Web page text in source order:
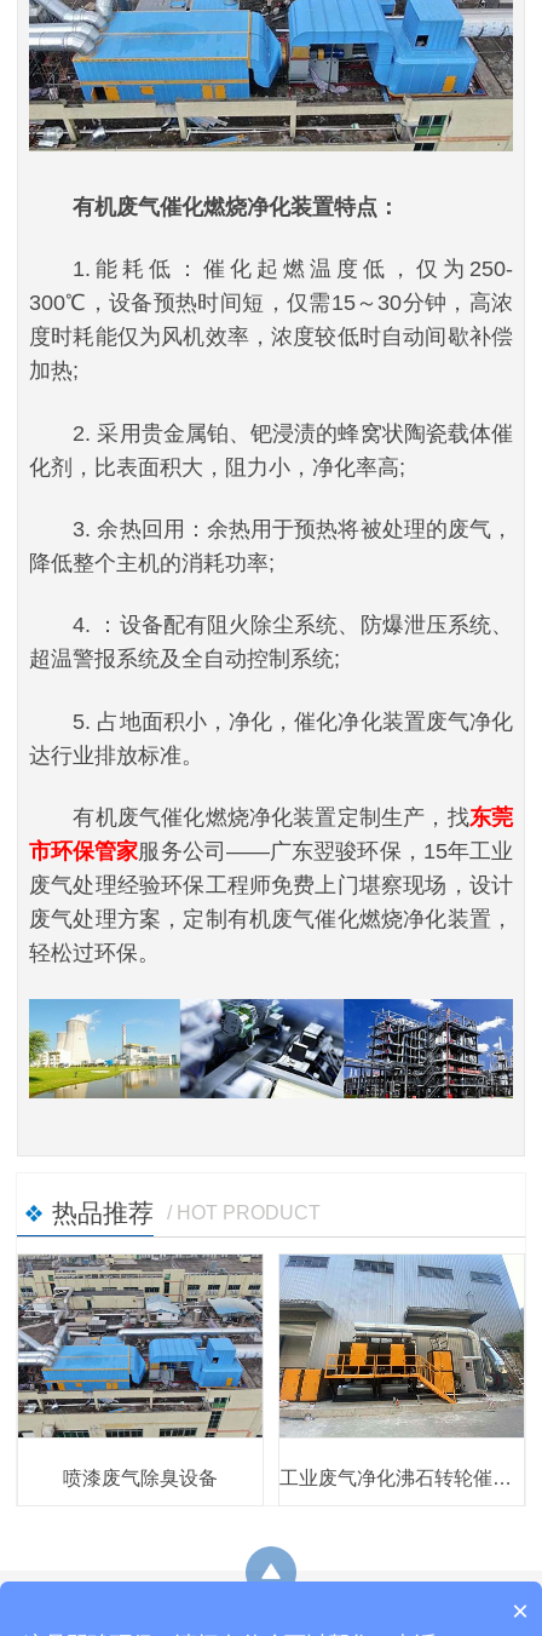
有机废气催化燃烧净化装置特点：
1.能耗低：催化起燃温度低，仅为250-
300℃，设备预热时间短，仅需15～30分钟，高浓
度时耗能仅为风机效率，浓度较低时自动间歇补偿
加热;
2. 采用贵金属铂、钯浸渍的蜂窝状陶瓷载体催
化剂，比表面积大，阻力小，净化率高;
3. 余热回用：余热用于预热将被处理的废气，
降低整个主机的消耗功率;
4. ：设备配有阻火除尘系统、防爆泄压系统、
超温警报系统及全自动控制系统;
5. 占地面积小，净化，催化净化装置废气净化
达行业排放标准。
有机废气催化燃烧净化装置定制生产，找东莞
市环保管家服务公司——广东翌骏环保，15年工业
废气处理经验环保工程师免费上门堪察现场，设计
废气处理方案，定制有机废气催化燃烧净化装置，
轻松过环保。
热品推荐 / HOT PRODUCT
喷漆废气除臭设备 工业废气净化沸石转轮催化燃烧设备
×